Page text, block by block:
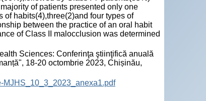
of patients presented only one
of habits(4),three(2)and four types of
between the practice of an oral habit
of Class II malocclusion was determined
Sciences: Conferinţa ştiinţifică anuală
18-20 octombrie 2023, Chișinău,
MJHS_10_3_2023_anexa1.pdf